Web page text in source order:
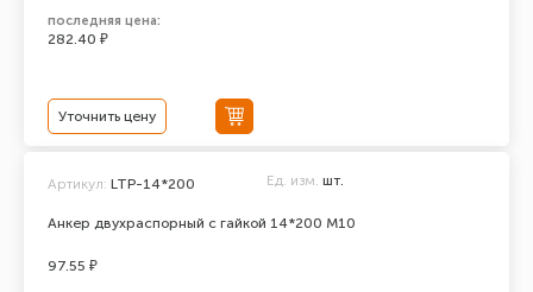
последняя цена:
282.40 ₽
Уточнить цену
Анкер двухраспорный с гайкой 14*200 М10
Артикул: LTP-14*200 Ед. изм. шт.
97.55 ₽